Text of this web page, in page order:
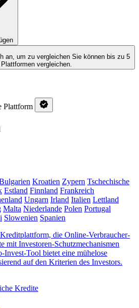
an, um zu vergleichen Sie können bis zu 5
Plattformen vergleichen.
Plattform
Kroatien Zypern Tschechische
Estland Finnland Frankreich
Ungarn Irland Italien Lettland
Malta Niederlande Polen Portugal
Slowenien Spanien
die Online-Verbraucher-
mit Investoren-Schutzmechanismen
Tool bietet eine mühelose
auf den Kriterien des Investors.
Kredite